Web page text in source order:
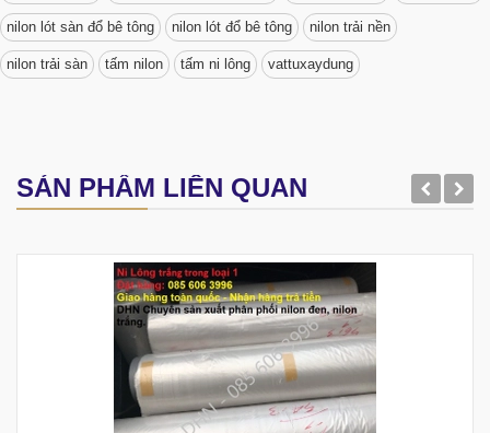
nilon lót sàn đổ bê tông nilon lót đổ bê tông nilon trải nền
nilon trải sàn tấm nilon tấm ni lông vattuxaydung
SẢN PHẨM LIÊN QUAN